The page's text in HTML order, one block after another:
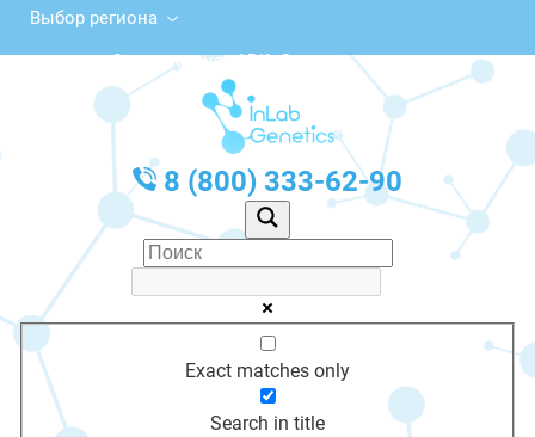
Выбор региона
Советская ул., 15/1, Задонск
с 10:00 до 20:00
График работы: Пн-Пт с 10:00 до 20:00
8 (800) 333-62-90
Exact matches only
Search in title